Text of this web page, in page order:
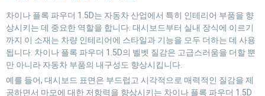
차이나 플록 파우더 1.5D는 자동차 산업에서 특히 인테리어 부품을 향
상시키는 데 중요한 역할을 합니다. 대시보드부터 실내 장식에 이르기
까지 이 소재는 차량 인테리어에 스타일과 기능을 모두 더하는 데 사용
됩니다. 차이나 플록 파우더 1.5D의 벨벳 질감은 고급스러움을 더할 뿐
만 아니라 자동차 부품의 내구성도 향상시킵니다.
예를 들어, 대시보드 표면은 부드럽고 시각적으로 매력적인 질감을 제
공하면서 마모에 대한 저항력을 향상시키는 차이나 플록 파우더 1.5D